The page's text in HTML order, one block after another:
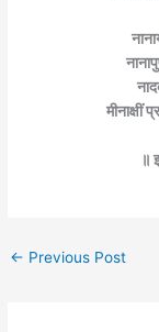
मीनाक्षीं
॥
← Previous Post